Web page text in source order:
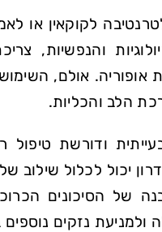
לקוקאין או
והנפשיות,
אולם,
הלב והכליות.
ודורשת
יכול לכלול שילוב
של הסיכונים
ולמניעת נזקים